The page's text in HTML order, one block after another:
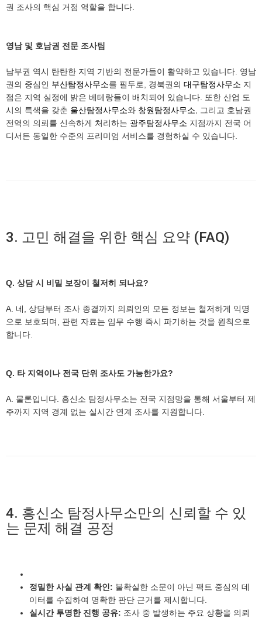
권 조사의 핵심 거점 역할을 합니다.
영남 및 호남권 전문 조사팀
남부권 역시 탄탄한 지역 기반의 전문가들이 활약하고 있습니다. 영남
권의 중심인 부산탐정사무소를 필두로, 경북권의 대구탐정사무소 지
점은 지역 실정에 밝은 베테랑들이 배치되어 있습니다. 또한 산업 도
시의 특색을 갖춘 울산탐정사무소와 창원탐정사무소 , 그리고 호남권
전역의 의뢰를 신속하게 처리하는 광주탐정사무소 지점까지 전국 어
디서든 동일한 수준의 프리미엄 서비스를 경험하실 수 있습니다.
3. 고민 해결을 위한 핵심 요약 (FAQ)
Q. 상담 시 비밀 보장이 철저히 되나요?
A. 네, 상담부터 조사 종결까지 의뢰인의 모든 정보는 철저하게 익명
으로 보호되며, 관련 자료는 임무 수행 즉시 파기하는 것을 원칙으로
합니다.
Q. 타 지역이나 전국 단위 조사도 가능한가요?
A. 물론입니다. 흥신소 탐정사무소는 전국 지점망을 통해 서울부터 제
주까지 지역 경계 없는 실시간 연계 조사를 지원합니다.
4. 흥신소 탐정사무소만의 신뢰할 수 있
는 문제 해결 공정
정밀한 사실 관계 확인: 불확실한 소문이 아닌 팩트 중심의 데
이터를 수집하여 명확한 판단 근거를 제시합니다.
실시간 투명한 진행 공유: 조사 중 발생하는 주요 상황을 의뢰